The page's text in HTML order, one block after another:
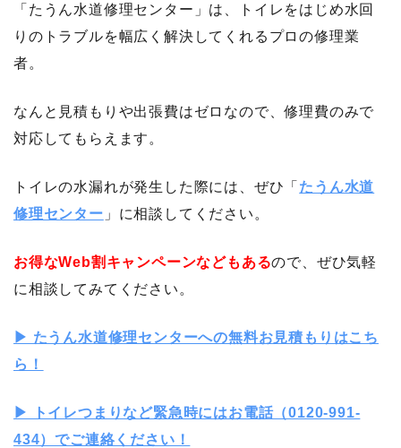
「たうん水道修理センター」は、トイレをはじめ水回
りのトラブルを幅広く解決してくれるプロの修理業
者。
なんと見積もりや出張費はゼロなので、修理費のみで
対応してもらえます。
トイレの水漏れが発生した際には、ぜひ「 たうん水道
修理センター 」に相談してください。
お得なWeb割キャンペーンなどもあるので、ぜひ気軽
に相談してみてください。
▶︎ たうん水道修理センターへの無料お見積もりはこち
ら！
▶︎ トイレつまりなど緊急時にはお電話（0120-991-
434）でご連絡ください！